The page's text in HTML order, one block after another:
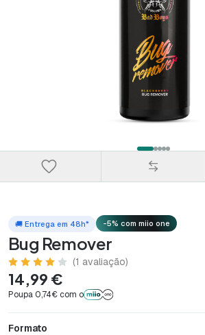
🚚 Entrega em 48h* -5% com miio one
Bug Remover
(1 avaliação)
14,99 €
Poupa 0,74€ com o
Formato